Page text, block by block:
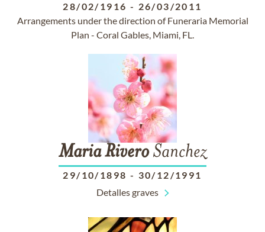
28/02/1916 - 26/03/2011
Arrangements under the direction of Funeraria Memorial
Plan - Coral Gables, Miami, FL.
MariaRiveroSanchez
29/10/1898 - 30/12/1991
Detalles graves